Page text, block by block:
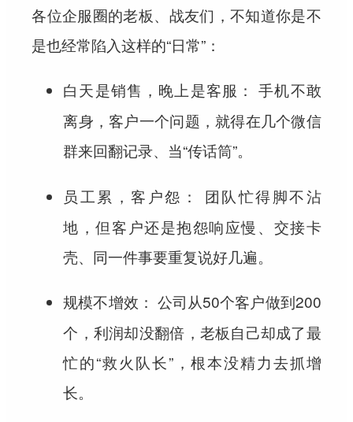
各位企服圈的老板、战友们，不知道你是不
是也经常陷入这样的“日常”：
白天是销售，晚上是客服： 手机不敢
离身，客户一个问题，就得在几个微信
群来回翻记录、当“传话筒”。
员工累，客户怨：
团队忙得脚不沾
地，但客户还是抱怨响应慢、交接卡
壳、同一件事要重复说好几遍。
规模不增效： 公司从50个客户做到200
个，利润却没翻倍，老板自己却成了最
忙的“救火队长”，根本没精力去抓增
长。